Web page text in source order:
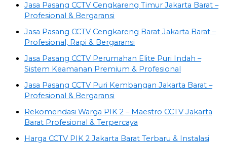
Jasa Pasang CCTV Cengkareng Timur Jakarta Barat –
Profesional & Bergaransi
Jasa Pasang CCTV Cengkareng Barat Jakarta Barat –
Profesional, Rapi & Bergaransi
Jasa Pasang CCTV Perumahan Elite Puri Indah –
Sistem Keamanan Premium & Profesional
Jasa Pasang CCTV Puri Kembangan Jakarta Barat –
Profesional & Bergaransi
Rekomendasi Warga PIK 2 – Maestro CCTV Jakarta
Barat Profesional & Terpercaya
Harga CCTV PIK 2 Jakarta Barat Terbaru & Instalasi